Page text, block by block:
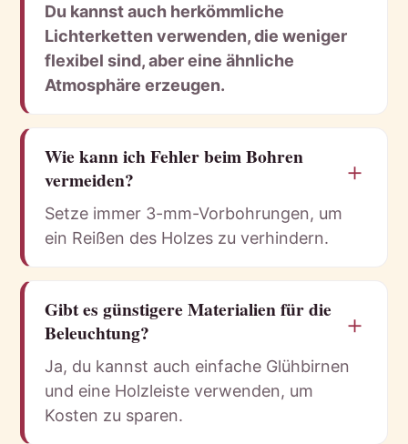
Du kannst auch herkömmliche
Lichterketten verwenden, die weniger
flexibel sind, aber eine ähnliche
Atmosphäre erzeugen.
Wie kann ich Fehler beim Bohren
vermeiden?
＋
Setze immer 3-mm-Vorbohrungen, um
ein Reißen des Holzes zu verhindern.
Gibt es günstigere Materialien für die
Beleuchtung?
＋
Ja, du kannst auch einfache Glühbirnen
und eine Holzleiste verwenden, um
Kosten zu sparen.